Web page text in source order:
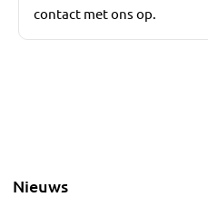
contact met ons op.
Nieuws